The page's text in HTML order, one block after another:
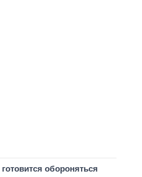
обороняться